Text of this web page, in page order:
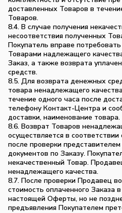
доставленных Товаров в
Товаров.
8.4. В случае получения
несоответствия полученных
Покупатель вправе
Товарами надлежащего
Заказ, а также возврата
средств.
8.5. Для возврата денежных
товара ненадлежащего
течение одного часа после
телефону Контакт-Центра и
доставки, наименование товара.
8.6. Возврат Товаров
осуществляется в
после проверки
документов по Заказу.
некачественный Товар.
ненадлежащего качества.
8.7. После проверки Продавец
стоимость оплаченного Заказа
настоящей Оферты, но не
предъявления Покупателем